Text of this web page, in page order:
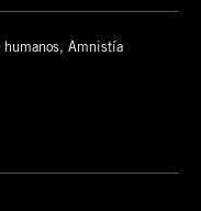
humanos, Amnistía